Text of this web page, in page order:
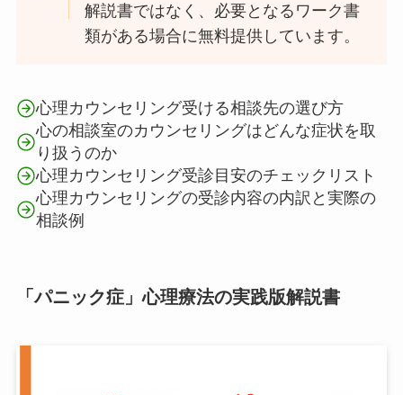
解説書ではなく、必要となるワーク書
類がある場合に無料提供しています。
心理カウンセリング受ける相談先の選び方
心の相談室のカウンセリングはどんな症状を取
り扱うのか
心理カウンセリング受診目安のチェックリスト
心理カウンセリングの受診内容の内訳と実際の
相談例
「パニック症」心理療法の実践版解説書